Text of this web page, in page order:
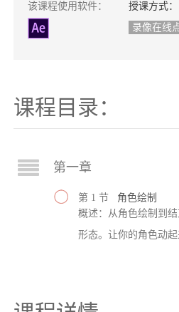
该课程使用软件：
授课方式：
录像在线
课程目录：
第一章
第 1 节 角色绘制
概述：从角色绘制到
形态。让你的角色动